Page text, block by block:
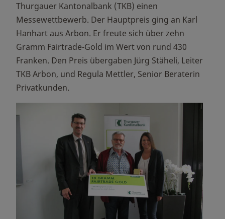
Thurgauer Kantonalbank (TKB) einen
Messewettbewerb. Der Hauptpreis ging an Karl
Hanhart aus Arbon. Er freute sich über zehn
Gramm Fairtrade-Gold im Wert von rund 430
Franken. Den Preis übergaben Jürg Stäheli, Leiter
TKB Arbon, und Regula Mettler, Senior Beraterin
Privatkunden.